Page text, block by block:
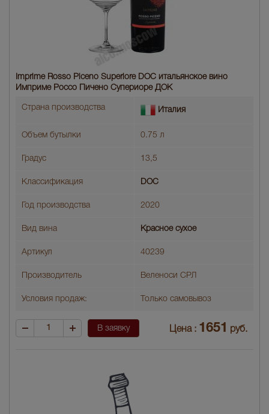
Imprime Rosso Piceno Superiore DOC итальянское вино
Имприме Россо Пичено Супериоре ДОК
Страна производства Италия
Объем бутылки 0.75 л
Градус 13,5
Классификация DOC
Год производства 2020
Вид вина Красное сухое
Артикул 40239
Производитель Веленоси СРЛ
Условия продаж: Только самовывоз
В заявку Цена : 1651 руб.